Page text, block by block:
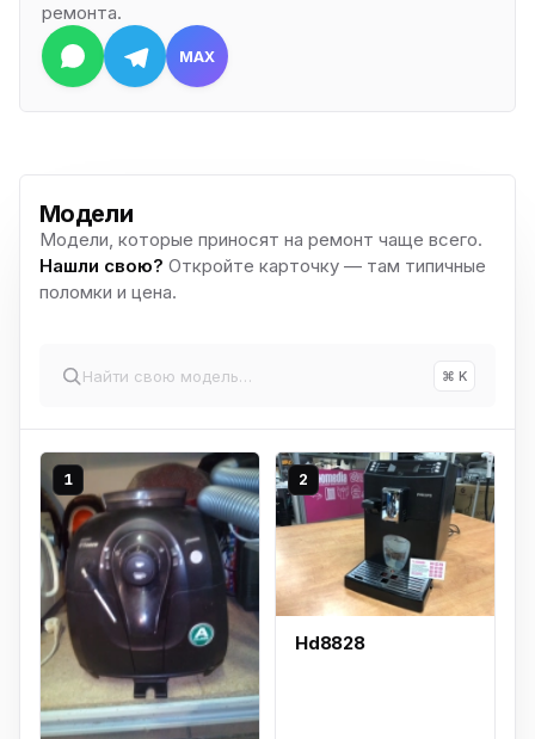
ремонта.
MAX
Модели
Модели, которые приносят на ремонт чаще всего.
Нашли свою? Откройте карточку — там типичные
поломки и цена.
⌘ K
1 2
Hd8828